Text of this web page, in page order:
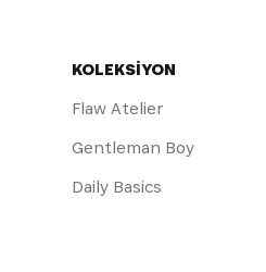
KOLEKSİYON
Flaw Atelier
Gentleman Boy
Daily Basics